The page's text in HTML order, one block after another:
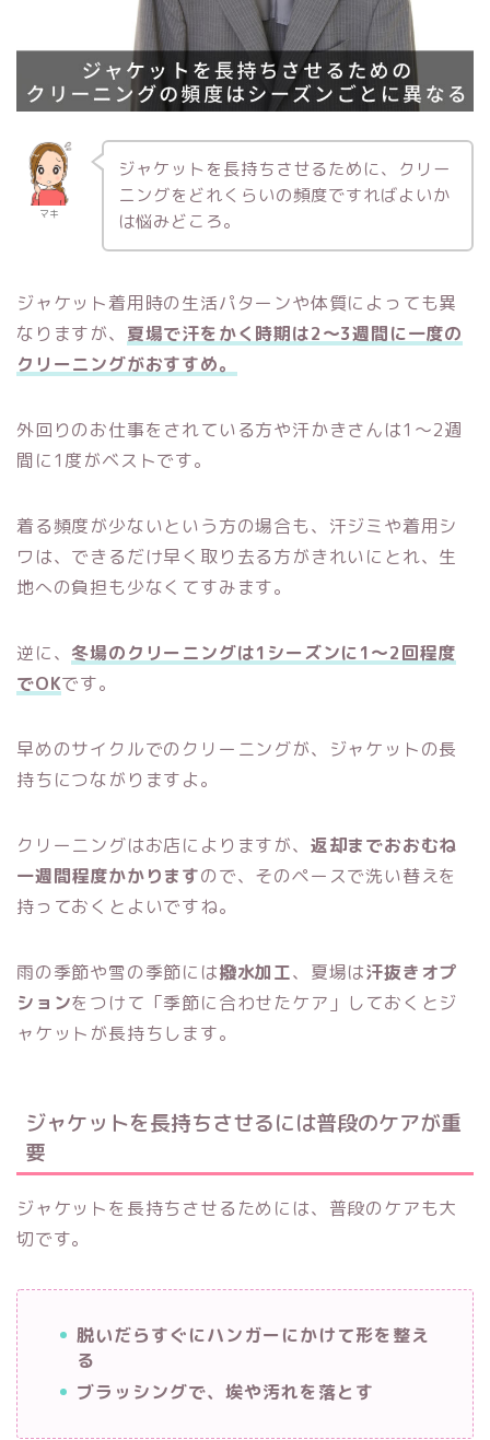
マキ
ジャケットを長持ちさせるために、クリー
ニングをどれくらいの頻度ですればよいか
は悩みどころ。
ジャケット着用時の生活パターンや体質によっても異
なりますが、 夏場で汗をかく時期は2～3週間に一度の
クリーニングがおすすめ。
外回りのお仕事をされている方や汗かきさんは1～2週
間に1度がベストです。
着る頻度が少ないという方の場合も、汗ジミや着用シ
ワは、できるだけ早く取り去る方がきれいにとれ、生
地への負担も少なくてすみます。
逆に、 冬場のクリーニングは1シーズンに1～2回程度
でOKです。
早めのサイクルでのクリーニングが、ジャケットの長
持ちにつながりますよ。
クリーニングはお店によりますが、 返却までおおむね
一週間程度かかりますので、そのペースで洗い替えを
持っておくとよいですね。
雨の季節や雪の季節には撥水加工、夏場は汗抜きオプ
ションをつけて「季節に合わせたケア」しておくとジ
ャケットが長持ちします。
ジャケットを長持ちさせるには普段のケアが重
要
ジャケットを長持ちさせるためには、普段のケアも大
切です。
脱いだらすぐにハンガーにかけて形を整え
る
ブラッシングで、埃や汚れを落とす